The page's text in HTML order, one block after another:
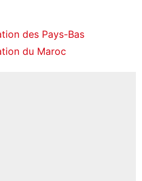
des Pays-Bas
du Maroc